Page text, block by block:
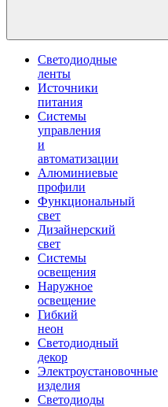
Светодиодные
ленты
Источники
питания
Системы
управления
и
автоматизации
Алюминиевые
профили
Функциональный
свет
Дизайнерский
свет
Системы
освещения
Наружное
освещение
Гибкий
неон
Светодиодный
декор
Электроустановочные
изделия
Светодиоды